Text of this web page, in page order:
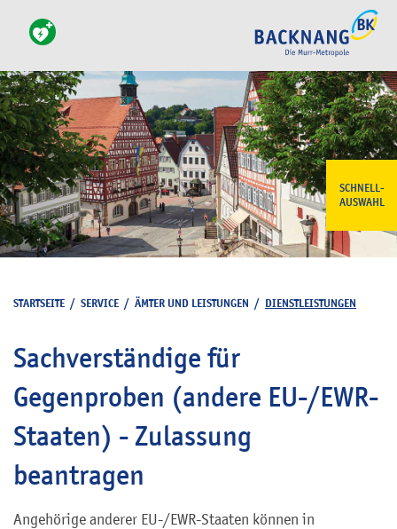
SCHNELL-
AUSWAHL
STARTSEITE / SERVICE / ÄMTER UND LEISTUNGEN / DIENSTLEISTUNGEN
Sachverständige für
Gegenproben (andere EU-/EWR-
Staaten) - Zulassung
beantragen
Angehörige anderer EU-/EWR-Staaten können in